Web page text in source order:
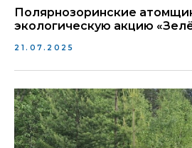
Полярнозоринские
экологическую акцию
21.07.2025